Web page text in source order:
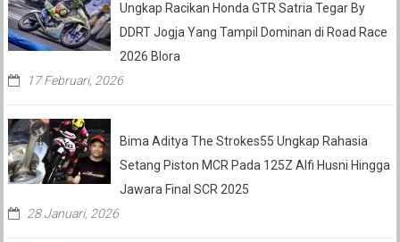
Ungkap Racikan Honda GTR Satria Tegar By
DDRT Jogja Yang Tampil Dominan di Road Race
2026 Blora
17 Februari, 2026
Bima Aditya The Strokes55 Ungkap Rahasia
Setang Piston MCR Pada 125Z Alfi Husni Hingga
Jawara Final SCR 2025
28 Januari, 2026